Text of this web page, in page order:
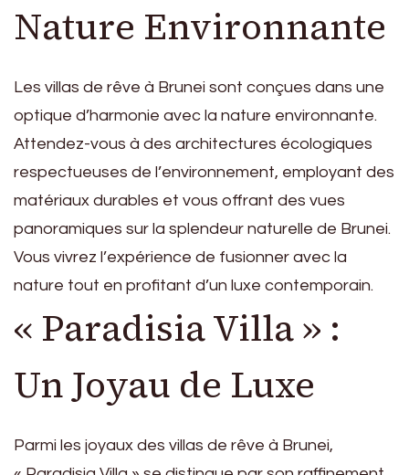
Nature Environnante
Les villas de rêve à Brunei sont conçues dans une
optique d’harmonie avec la nature environnante.
Attendez-vous à des architectures écologiques
respectueuses de l’environnement, employant des
matériaux durables et vous offrant des vues
panoramiques sur la splendeur naturelle de Brunei.
Vous vivrez l’expérience de fusionner avec la
nature tout en profitant d’un luxe contemporain.
« Paradisia Villa » :
Un Joyau de Luxe
Parmi les joyaux des villas de rêve à Brunei,